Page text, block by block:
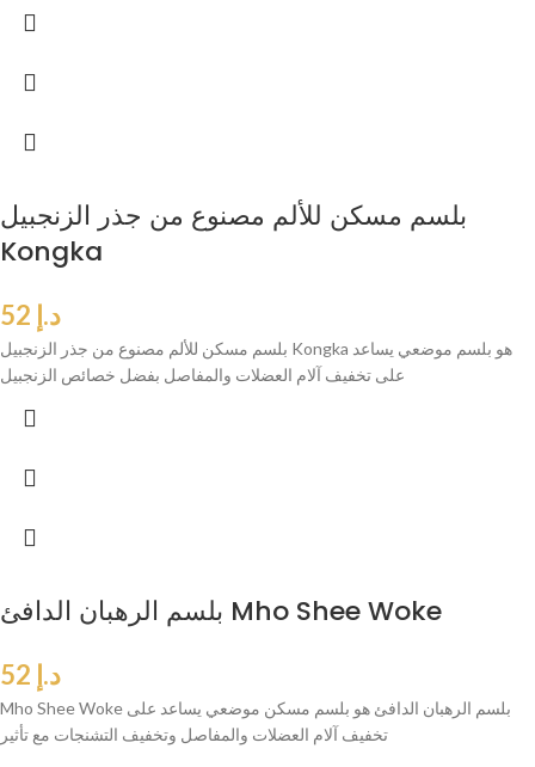
بلسم مسكن للألم مصنوع من جذر الزنجبيل
Kongka
د.إ
بلسم مسكن للألم مصنوع من جذر الزنجبيل Kongka هو بلسم موضعي يساعد
على تخفيف آلام العضلات والمفاصل بفضل خصائص الزنجبيل
بلسم الرهبان الدافئ Mho Shee Woke
د.إ
Mho Shee Woke بلسم الرهبان الدافئ هو بلسم مسكن موضعي يساعد على
تخفيف آلام العضلات والمفاصل وتخفيف التشنجات مع تأثير